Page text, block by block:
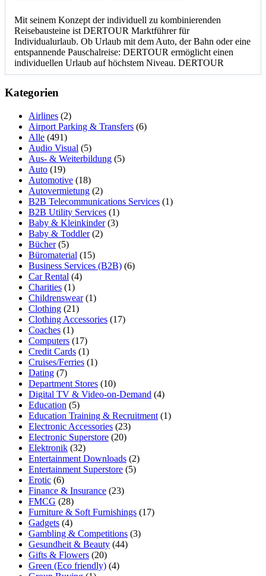
Mit seinem Konzept der individuell zu kombinierenden
Reisebausteine ist DERTOUR Marktführer für
Individualurlaub. Ob Urlaub mit dem Auto, der Bahn oder eine
entspannende Pauschalreise: DERTOUR ermöglicht einen
individuellen Urlaub auf höchstem Niveau. DERTOUR
Kategorien
Airlines (2)
Airport Parking & Transfers (6)
Alle (491)
Audio Visual (5)
Aus- & Weiterbildung (5)
Auto (19)
Automotive (18)
Autovermietung (2)
B2B Telecommunications Services (1)
B2B Utility Services (1)
Baby & Kleinkinder(3)
Baby & Toddler(2)
Bücher(5)
Büromaterial (15)
Business Services (B2B) (6)
Car Rental (4)
Charities (1)
Childrenswear(1)
Clothing (21)
Clothing Accessories (17)
Coaches (1)
Computers (17)
Credit Cards (1)
Cruises/Ferries (1)
Dating (7)
Department Stores (10)
Digital TV & Video-on-Demand (4)
Education (5)
Education Training & Recruitment (1)
Electronic Accessories (23)
Electronic Superstore (20)
Elektronik (32)
Entertainment Downloads (2)
Entertainment Superstore (5)
Erotic (6)
Finance & Insurance (23)
FMCG (28)
Furniture & Soft Furnishings (17)
Gadgets (4)
Gambling & Competitions (3)
Gesundheit & Beauty (44)
Gifts & Flowers (20)
Green (Eco friendly) (4)